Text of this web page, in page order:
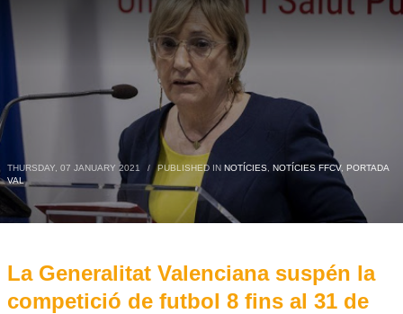
THURSDAY, 07 JANUARY 2021 / PUBLISHED IN NOTÍCIES, NOTÍCIES FFCV, PORTADA
VAL
La Generalitat Valenciana suspén la
competició de futbol 8 fins al 31 de